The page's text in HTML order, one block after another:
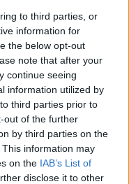
to third parties, or
information for
the below opt-out
note that after your
continue seeing
information utilized by
third parties prior to
out of the further
by third parties on the
This information may
on the IAB’s List of
disclose it to other
numero +39
news